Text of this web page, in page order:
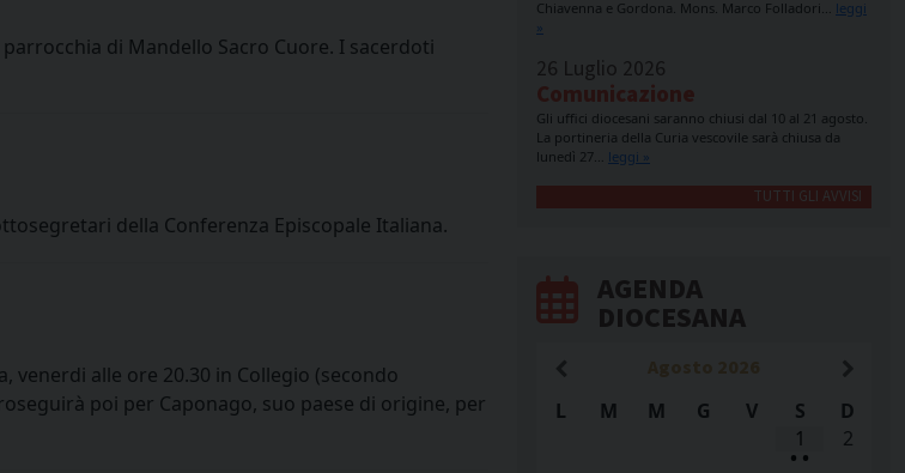
di Mandello Sacro Cuore. I sacerdoti
della Conferenza Episcopale Italiana.
venerdi alle ore 20.30 in Collegio (secondo
poi per Caponago, suo paese di origine, per
Chiavenna e Gordona. Mons. Marco Folladori… leggi
»
26 Luglio 2026
Comunicazione
Gli uffici diocesani saranno chiusi dal 10 al 21 agosto.
La portineria della Curia vescovile sarà chiusa da
lunedì 27… leggi »
TUTTI GLI AVVISI
AGENDA
DIOCESANA
L
M M G V S
D
1
• •
2